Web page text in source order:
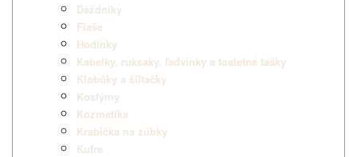
Dáždniky
Flaše
Hodinky
Kabelky, ruksaky, ľadvinky a toaletné tašky
Klobúky a šiltačky
Kostýmy
Kozmetika
Krabička na zúbky
Kufre